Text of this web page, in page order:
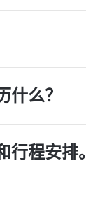
什么？
行程安排。